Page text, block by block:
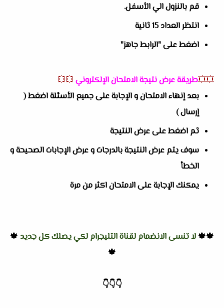
قم بالنزول الي الأسفل.
انتظر العداد 15 ثانية
اضغط على "الرابط جاهز"
💥💥طريقة عرض نتيجة الامتحان الإلكتروني💥💥
بعد إنهاء الامتحان و الإجابة على جميع الأسئلة اضغط (
إرسال )
ثم اضغط على عرض النتيجة
سوف يتم عرض النتيجة بالدرجات و عرض الإجابات الصحيحة و
الخطأ
يمكنك الإجابة على الامتحان اكثر من مرة
🍁🍁 لا تنسى الانضمام لقناة التليجرام لكي يصلك كل جديد 🍁
🍁
👇
👇
👇